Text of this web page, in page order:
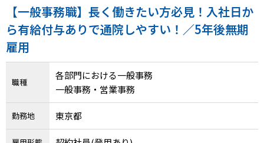
【一般事務職】長く働きたい方必見！入社日か
ら有給付与ありで通院しやすい！／5年後無期
雇用
職種
各部門における一般事務
一般事務・営業事務
勤務地 東京都
就労移行支援サービス
障害別専門支援の就労移行支援サービス
採用をお考えの企業様はこちら